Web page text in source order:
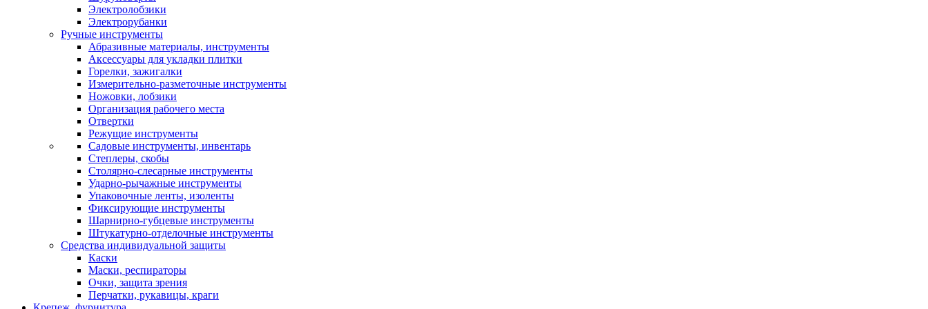
Электролобзики
Электрорубанки
Ручные инструменты
Абразивные материалы, инструменты
Аксессуары для укладки плитки
Горелки, зажигалки
Измерительно-разметочные инструменты
Ножовки, лобзики
Организация рабочего места
Отвертки
Режущие инструменты
Садовые инструменты, инвентарь
Степлеры, скобы
Столярно-слесарные инструменты
Ударно-рычажные инструменты
Упаковочные ленты, изоленты
Фиксирующие инструменты
Шарнирно-губцевые инструменты
Штукатурно-отделочные инструменты
Средства индивидуальной защиты
Каски
Маски, респираторы
Очки, защита зрения
Перчатки, рукавицы, краги